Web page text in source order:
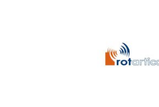
Rotartica